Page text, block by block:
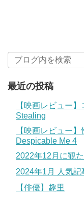
最近の投稿
【映画レビュー
Stealing
【映画レビュー
Despicable Me 4
2022年12月に観
2024年1月 人気
【俳優】趣里